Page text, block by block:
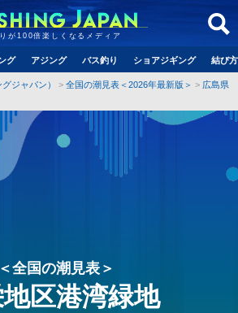
が100倍楽しくなるメディア
グ アジング バス釣り ショアジギング 結び
ジャパン） 全国の潮見表＜2026年最新版＞
広島県
＜全国の潮見表＞
区港湾緑地